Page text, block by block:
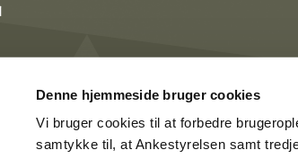
Denne hjemmeside bruger cookies
Vi bruger cookies til at forbedre
samtykke til, at Ankestyrelsen samt